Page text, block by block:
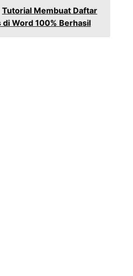
Tutorial Membuat Daftar
di Word 100% Berhasil